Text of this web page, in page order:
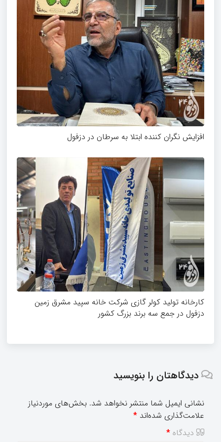
افزایش نگران کننده ابتلا به سرطان در دزفول
کارخانه تولید کولر گازی شرکت خانه سپید مشرق زمین
دزفول در جمع سه برند بزرگ کشور
دیدگاهتان را بنویسید
نشانی ایمیل شما منتشر نخواهد شد. بخش‌های موردنیاز
علامت‌گذاری شده‌اند *
دیدگاه *